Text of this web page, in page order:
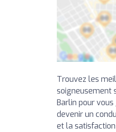
Trouvez les
soigneusement
Barlin pour
devenir un
et la